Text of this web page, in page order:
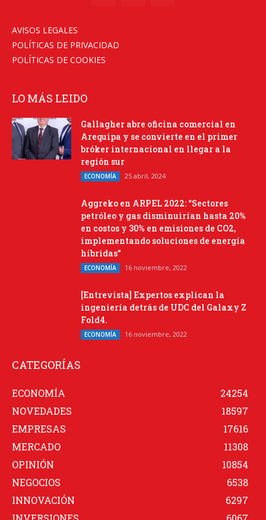
AVISOS LEGALES
POLÍTICAS DE PRIVACIDAD
POLÍTICAS DE COOKIES
LO MÁS LEIDO
Gallagher abre oficina comercial en
Arequipa y se convierte en el primer
bróker internacional en llegar a la
región sur
ECONOMÍA 25 abril, 2024
Aggreko en ARPEL 2022: “Sectores
petróleo y gas disminuirían hasta 20%
en costos y 30% en emisiones de CO2,
implementando soluciones de energía
híbridas”
ECONOMÍA 16 noviembre, 2022
[Entrevista] Expertos explican la
ingeniería detrás de UDC del Galaxy Z
Fold4.
ECONOMÍA 16 noviembre, 2022
CATEGORÍAS
ECONOMÍA
24254
NOVEDADES
18597
EMPRESAS
17616
MERCADO
11308
OPINIÓN
10854
NEGOCIOS
6538
INNOVACIÓN
6297